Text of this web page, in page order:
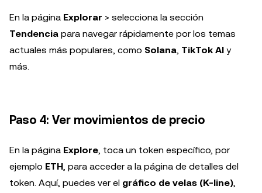
En la página Explorar > selecciona la sección
Tendencia para navegar rápidamente por los temas
actuales más populares, como Solana, TikTok AI y
más.
Paso 4: Ver movimientos de precio
En la página Explore, toca un token específico, por
ejemplo ETH, para acceder a la página de detalles del
token. Aquí, puedes ver el gráfico de velas (K-line),